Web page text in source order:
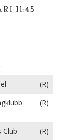
11:45
(R)
(R)
Club (R)